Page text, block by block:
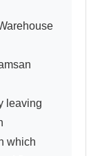
leaving
which